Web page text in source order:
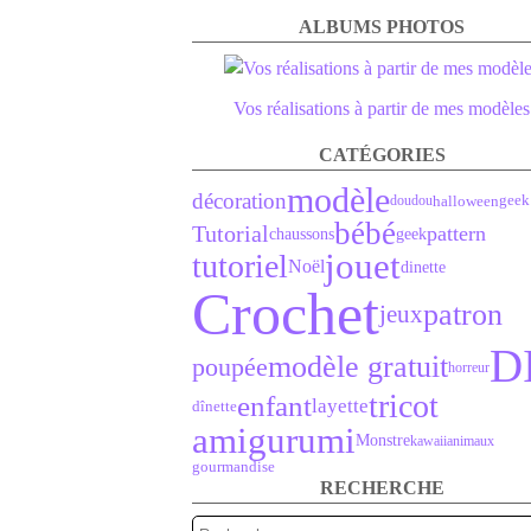
ALBUMS PHOTOS
Vos réalisations à partir de mes modèles
CATÉGORIES
décorationmodèledoudouhalloween
Tutorialchaussonsbébégeekpattern
tutorielNoëljouetdinette
Crochetjeuxpatron
poupéemodèle gratuithorreur
dînetteenfantlayettetricot
amigurumiMonstrekawaiianimaux
gourmandise
RECHERCHE